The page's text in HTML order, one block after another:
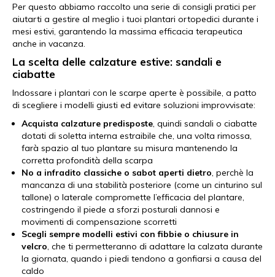
Per questo abbiamo raccolto una serie di consigli pratici per
aiutarti a gestire al meglio i tuoi plantari ortopedici durante i
mesi estivi, garantendo la massima efficacia terapeutica
anche in vacanza.
La scelta delle calzature estive: sandali e
ciabatte
Indossare i plantari con le scarpe aperte è possibile, a patto
di scegliere i modelli giusti ed evitare soluzioni improvvisate:
Acquista calzature predisposte, quindi sandali o ciabatte
dotati di soletta interna estraibile che, una volta rimossa,
farà spazio al tuo plantare su misura mantenendo la
corretta profondità della scarpa
No a infradito classiche o sabot aperti dietro, perchè la
mancanza di una stabilità posteriore (come un cinturino sul
tallone) o laterale compromette l’efficacia del plantare,
costringendo il piede a sforzi posturali dannosi e
movimenti di compensazione scorretti
Scegli sempre modelli estivi con fibbie o chiusure in
velcro, che ti permetteranno di adattare la calzata durante
la giornata, quando i piedi tendono a gonfiarsi a causa del
caldo